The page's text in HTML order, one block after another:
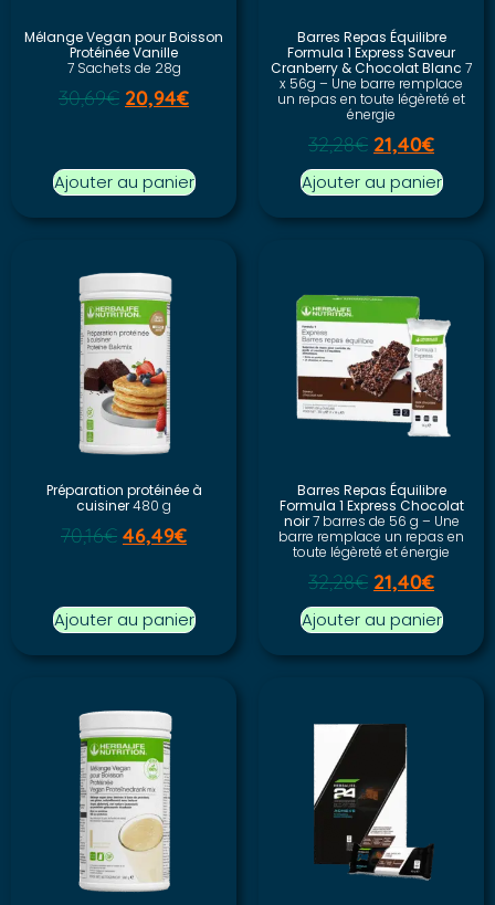
Mélange Vegan pour Boisson
Protéinée Vanille
7 Sachets de 28g
30,69€ 20,94€
Ajouter au panier
Barres Repas Équilibre
Formula 1 Express Saveur
Cranberry & Chocolat Blanc 7
x 56g – Une barre remplace
un repas en toute légèreté et
énergie
32,28€ 21,40€
Ajouter au panier
Préparation protéinée à
cuisiner480 g
70,16€ 46,49€
Ajouter au panier
Barres Repas Équilibre
Formula 1 Express Chocolat
noir7 barres de 56 g – Une
barre remplace un repas en
toute légèreté et énergie
32,28€ 21,40€
Ajouter au panier